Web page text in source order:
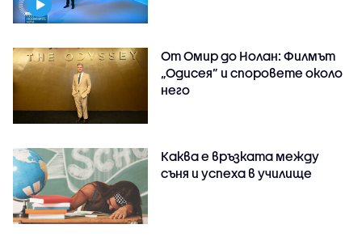
От Омир до Нолан: Филмът
„Одисея” и споровете около
него
Каква е връзката между
съня и успеха в училище